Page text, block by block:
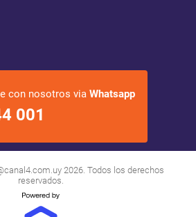
con nosotros via Whatsapp
001
2026. Todos los derechos
reservados.